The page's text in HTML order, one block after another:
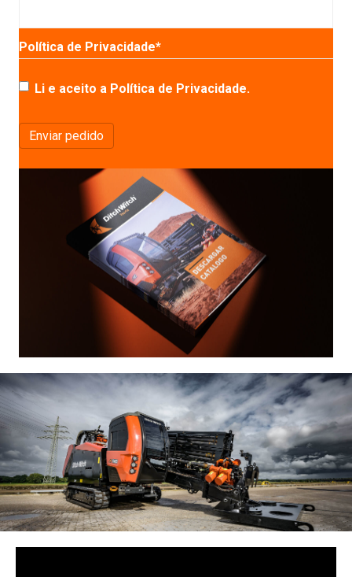
Política de Privacidade*
Li e aceito a Política de Privacidade.
Enviar pedido